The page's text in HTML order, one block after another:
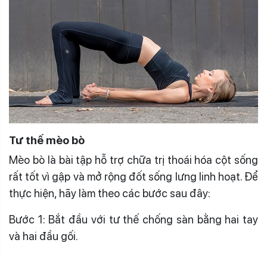
Tư thế mèo bò
Mèo bò là bài tập hỗ trợ chữa trị thoái hóa cột sống
rất tốt vì gập và mở rộng đốt sống lưng linh hoạt. Để
thực hiện, hãy làm theo các bước sau đây:
Bước 1: Bắt đầu với tư thế chống sàn bằng hai tay
và hai đầu gối.